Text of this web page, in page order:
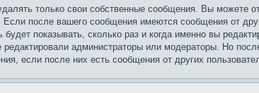
только свои собственные сообщения. Вы можете
после вашего сообщения имеются сообщения от
показывать, сколько раз и когда именно вы
администраторы или модераторы. Но
если после них есть сообщения от других